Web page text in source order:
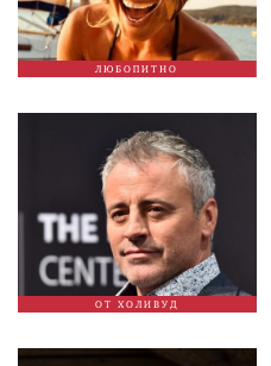
ЛЮБОПИТНО
ОТ ХОЛИВУД